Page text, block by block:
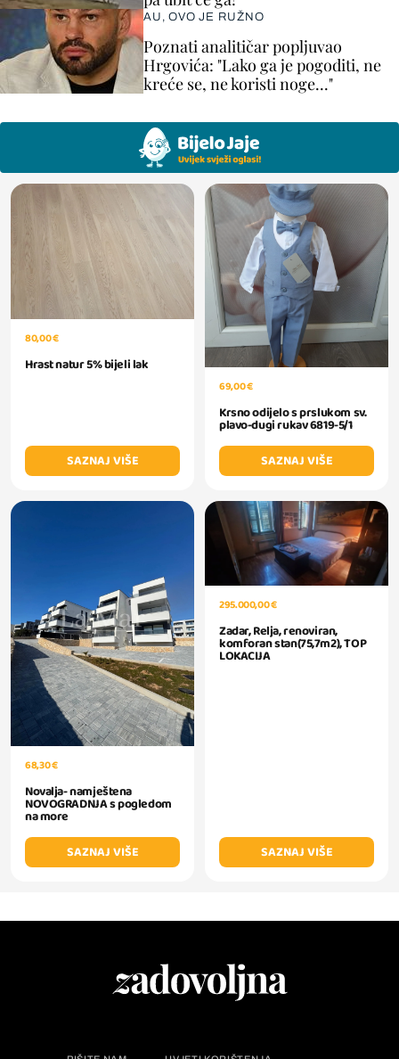
AU, OVO JE RUŽNO
Poznati analitičar popljuvao
Hrgovića: "Lako ga je pogoditi, ne
kreće se, ne koristi noge..."
80,00 €
Hrast natur 5% bijeli lak
SAZNAJ VIŠE
69,00 €
Krsno odijelo s prslukom sv.
plavo-dugi rukav 6819-5/1
SAZNAJ VIŠE
68,30 €
Novalja- namještena
NOVOGRADNJA s pogledom
na more
SAZNAJ VIŠE
295.000,00 €
Zadar, Relja, renoviran,
komforan stan(75,7m2), TOP
LOKACIJA
SAZNAJ VIŠE